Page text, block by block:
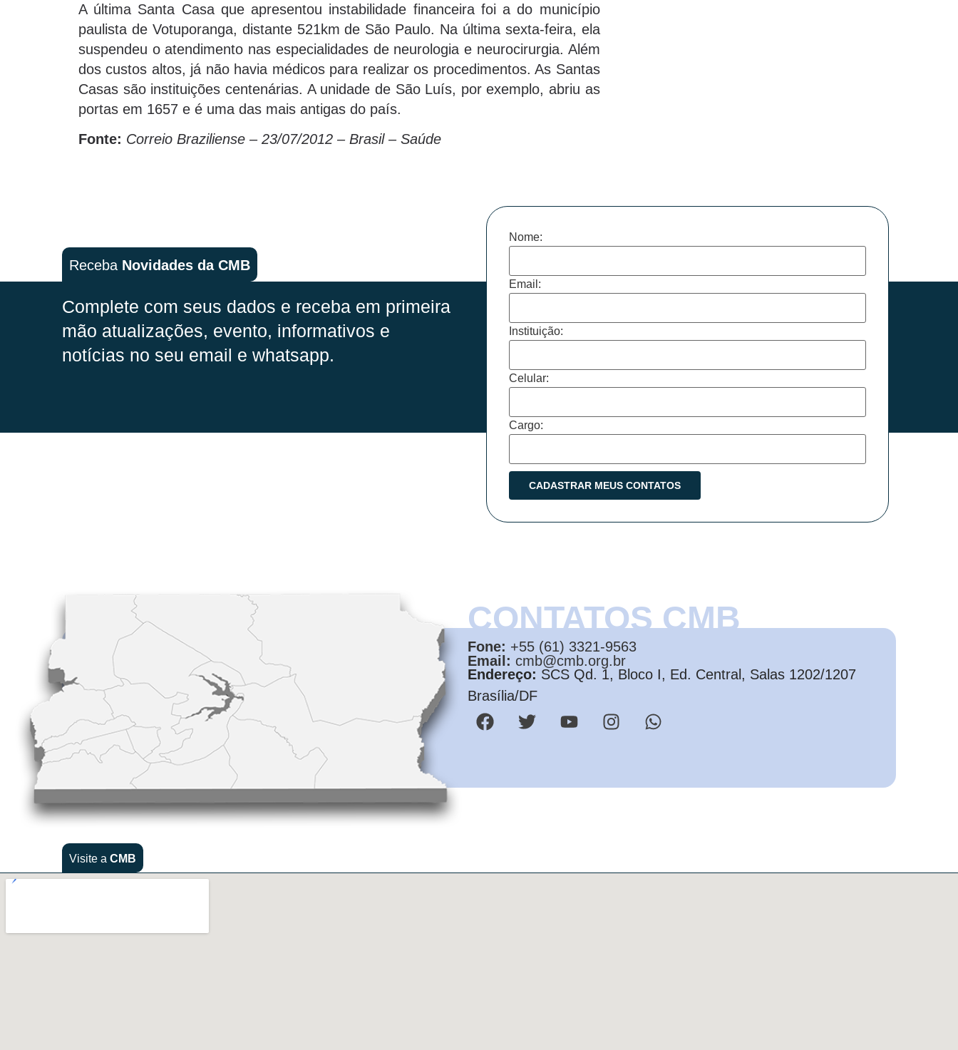
A última Santa Casa que apresentou instabilidade financeira foi a do município
paulista de Votuporanga, distante 521km de São Paulo. Na última sexta-feira, ela
suspendeu o atendimento nas especialidades de neurologia e neurocirurgia. Além
dos custos altos, já não havia médicos para realizar os procedimentos. As Santas
Casas são instituições centenárias. A unidade de São Luís, por exemplo, abriu as
portas em 1657 e é uma das mais antigas do país.
Fonte: Correio Braziliense – 23/07/2012 – Brasil – Saúde
Receba Novidades da CMB
Complete com seus dados e receba em primeira
mão atualizações, evento, informativos e
notícias no seu email e whatsapp.
Nome:
Email:
Instituição:
Celular:
Cargo:
CONTATOS CMB
Fone: +55 (61) 3321-9563
Email: cmb@cmb.org.br
Endereço: SCS Qd. 1, Bloco I, Ed. Central, Salas 1202/1207
Brasília/DF
Visite a CMB